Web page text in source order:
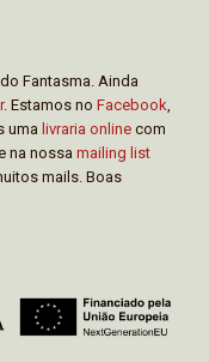
Fantasma. Ainda
. Estamos no Facebook
uma livraria online com
na nossa mailing list
mails. Boas